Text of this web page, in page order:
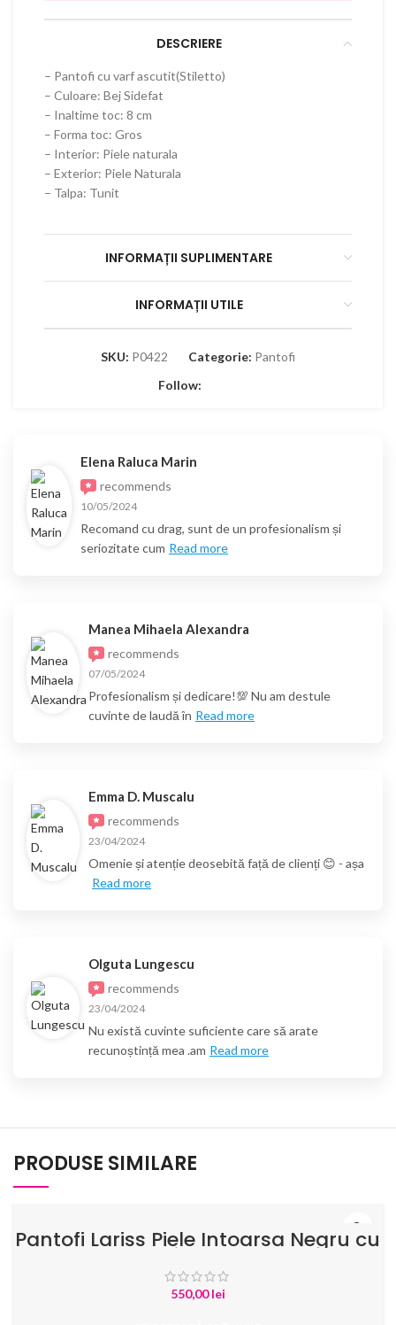
DESCRIERE
– Pantofi cu varf ascutit(Stiletto)
– Culoare: Bej Sidefat
– Inaltime toc: 8 cm
– Forma toc: Gros
– Interior: Piele naturala
– Exterior: Piele Naturala
– Talpa: Tunit
INFORMAȚII SUPLIMENTARE
INFORMAȚII UTILE
SKU: P0422 Categorie: Pantofi
Follow:
Elena Raluca Marin
recommends
10/05/2024
Recomand cu drag, sunt de un profesionalism și
seriozitate cum Read more
Manea Mihaela Alexandra
recommends
07/05/2024
Profesionalism și dedicare!💯 Nu am destule
cuvinte de laudă în Read more
Emma D. Muscalu
recommends
23/04/2024
Omenie și atenție deosebită față de clienți 😊 - așa
Read more
Olguta Lungescu
recommends
23/04/2024
Nu există cuvinte suficiente care să arate
recunoștință mea .am Read more
PRODUSE SIMILARE
Pantofi Lariss Piele Intoarsa Negru cu
Buline Albe
550,00lei